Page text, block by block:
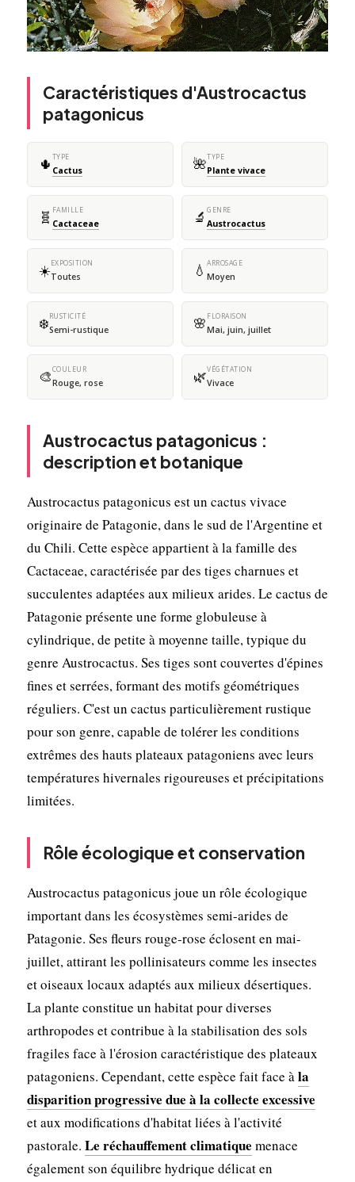
Caractéristiques d'Austrocactus
patagonicus
🌵 TYPE
Cactus 🌺TYPE
Plante vivace
🧬 FAMILLE
Cactaceae 🔬 GENRE
Austrocactus
☀️EXPOSITION
Toutes 💧 ARROSAGE
Moyen
❄️RUSTICITÉ
Semi-rustique 🌸 FLORAISON
Mai, juin, juillet
🎨COULEUR
Rouge, rose 🌿VÉGÉTATION
Vivace
Austrocactus patagonicus :
description et botanique
Austrocactus patagonicus est un cactus vivace
originaire de Patagonie, dans le sud de l'Argentine et
du Chili. Cette espèce appartient à la famille des
Cactaceae, caractérisée par des tiges charnues et
succulentes adaptées aux milieux arides. Le cactus de
Patagonie présente une forme globuleuse à
cylindrique, de petite à moyenne taille, typique du
genre Austrocactus. Ses tiges sont couvertes d'épines
fines et serrées, formant des motifs géométriques
réguliers. C'est un cactus particulièrement rustique
pour son genre, capable de tolérer les conditions
extrêmes des hauts plateaux patagoniens avec leurs
températures hivernales rigoureuses et précipitations
limitées.
Rôle écologique et conservation
Austrocactus patagonicus joue un rôle écologique
important dans les écosystèmes semi-arides de
Patagonie. Ses fleurs rouge-rose éclosent en mai-
juillet, attirant les pollinisateurs comme les insectes
et oiseaux locaux adaptés aux milieux désertiques.
La plante constitue un habitat pour diverses
arthropodes et contribue à la stabilisation des sols
fragiles face à l'érosion caractéristique des plateaux
patagoniens. Cependant, cette espèce fait face àla
disparition progressive due à la collecte excessive
et aux modifications d'habitat liées à l'activité
pastorale. Le réchauffement climatique menace
également son équilibre hydrique délicat en